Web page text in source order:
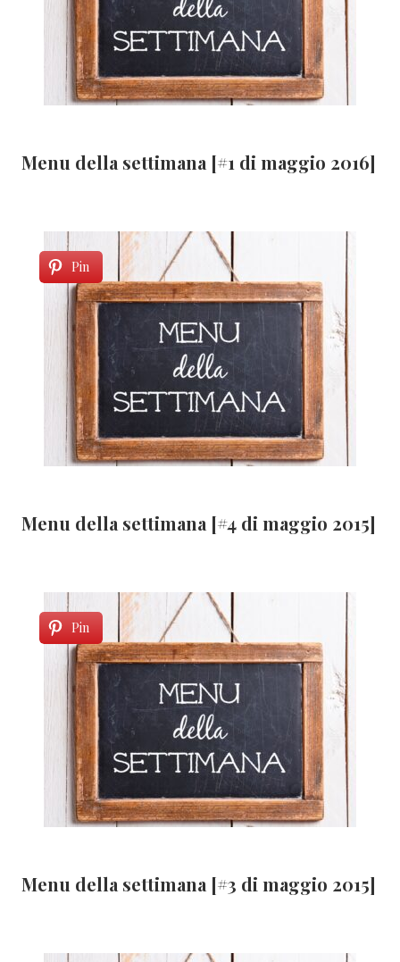
Menu della settimana [#1 di maggio 2016]
Pin
Menu della settimana [#4 di maggio 2015]
Pin
Menu della settimana [#3 di maggio 2015]